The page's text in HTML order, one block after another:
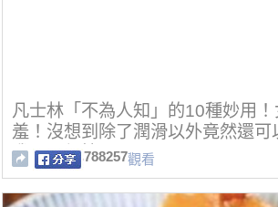
凡士林「不為人知」的10種妙用
羞！沒想到除了潤滑以外竟然還可
我下巴都掉了！
788257觀看